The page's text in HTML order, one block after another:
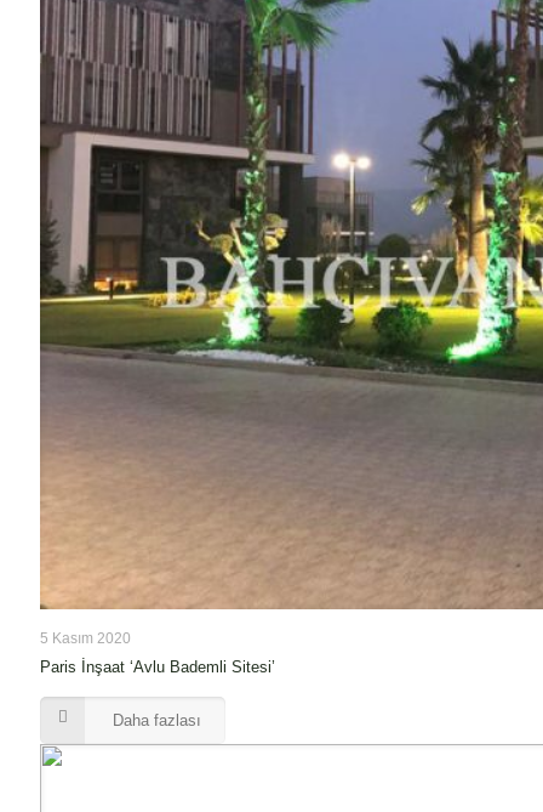
5 Kasım 2020
Paris İnşaat ‘Avlu Bademli Sitesi’
Daha fazlası